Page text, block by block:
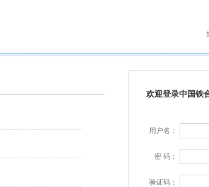
欢迎登录中国铁
用户名：
密 码：
验证码：